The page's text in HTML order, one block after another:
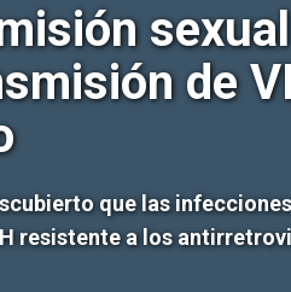
de
que las
resistente a los